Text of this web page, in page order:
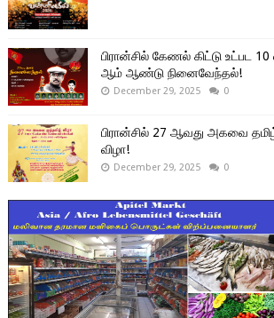
பிரான்சில் கேணல் கிட்டு உட்பட
ஆம் ஆண்டு நினைவேந்தல்!
December 29, 2025 0
பிரான்சில் 27 ஆவது அகவை
விழா!
December 29, 2025 0